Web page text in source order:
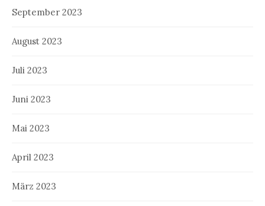
September 2023
August 2023
Juli 2023
Juni 2023
Mai 2023
April 2023
März 2023